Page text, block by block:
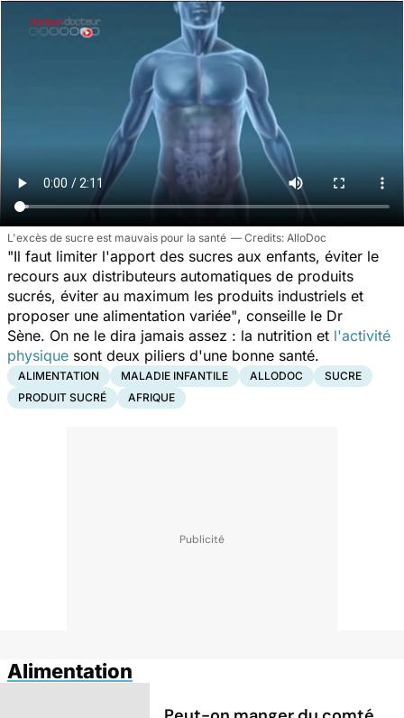
L'excès de sucre est mauvais pour la santé AlloDoc
"Il faut limiter l'apport des sucres aux enfants, éviter le
recours aux distributeurs automatiques de produits
sucrés, éviter au maximum les produits industriels et
proposer une alimentation variée", conseille le Dr
Sène. On ne le dira jamais assez : la nutrition et l'activité
physique sont deux piliers d'une bonne santé.
ALIMENTATION MALADIE INFANTILE ALLODOC
SUCRE
PRODUIT SUCRÉ
AFRIQUE
Alimentation